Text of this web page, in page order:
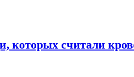
которых считали